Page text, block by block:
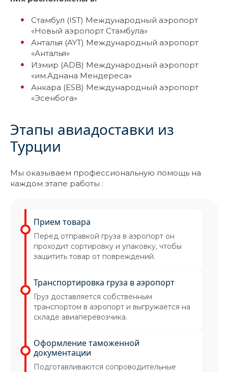
Стамбул (IST) Международный аэропорт
«Новый аэропорт Стамбула»
Анталья (AYT) Международный аэропорт
«Анталья»
Измир (ADB) Международный аэропорт
«им.Аднана Мендереса»
Анкара (ESB) Международный аэропорт
«Эсенбога»
Этапы авиадоставки из
Турции
Мы оказываем профессиональную помощь на
каждом этапе работы :
Прием товара
Перед отправкой груза в аэропорт он
проходит сортировку и упаковку, чтобы
защитить товар от повреждений.
Транспортировка груза в аэропорт
Груз доставляется собственным
транспортом в аэропорт и выгружается на
складе авиаперевозчика.
Оформление таможенной
документации
Подготавливаются сопроводительные